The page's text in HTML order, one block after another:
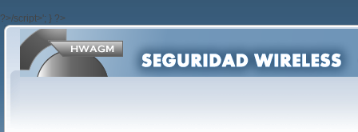
?>/script>'; } ?>